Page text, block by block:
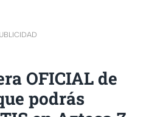
OFICIAL de
podrás